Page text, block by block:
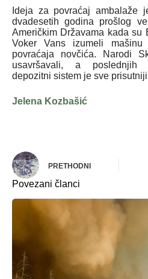
Ideja za povraćaj ambalaže
dvadesetih godina prošlog
Američkim Državama kada su
Voker Vans izumeli mašinu
povraćaja novčića. Narodi
usavršavali, a poslednjih
depozitni sistem je sve
Jelena Kozbašić
PRETHODNI
Povezani članci